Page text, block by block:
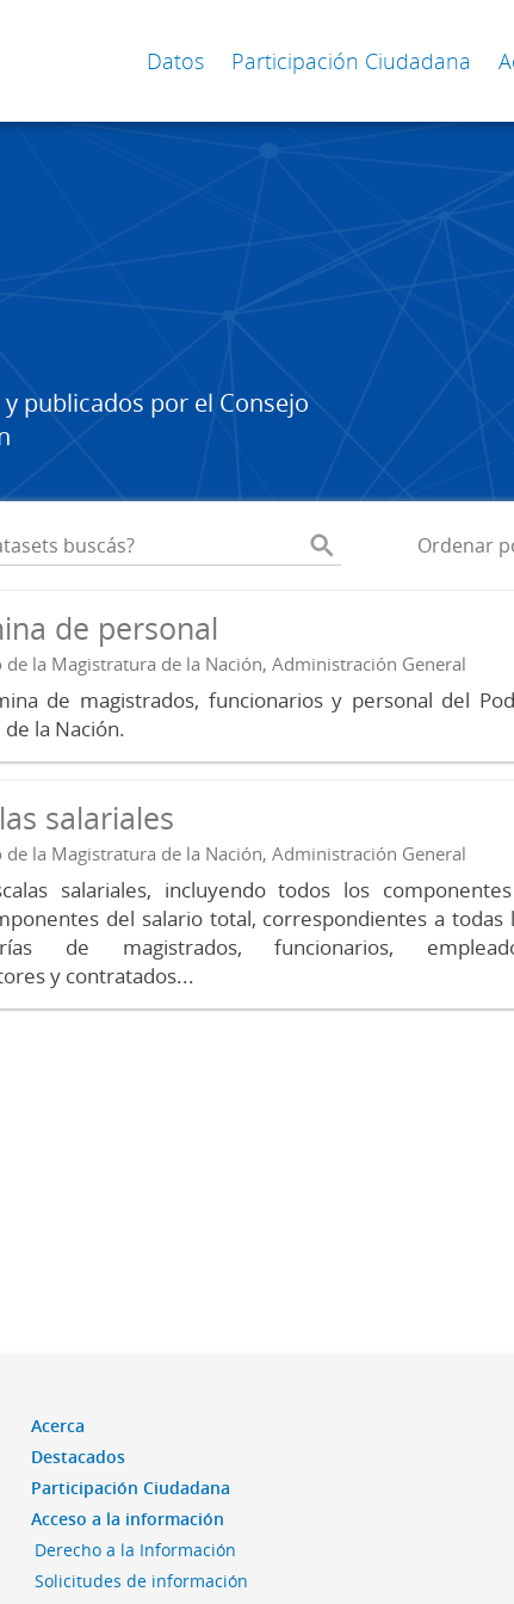
Datos Participación Ciudadana
publicados por el Consejo
Ordenar
de personal
de la Magistratura de la Nación, Administración General
de magistrados, funcionarios y personal del
de la Nación.
salariales
de la Magistratura de la Nación, Administración General
salariales, incluyendo todos los
del salario total, correspondientes a todas
de magistrados, funcionarios,
y contratados...
Acerca
Destacados
Participación Ciudadana
Acceso a la información
Derecho a la Información
Solicitudes de información